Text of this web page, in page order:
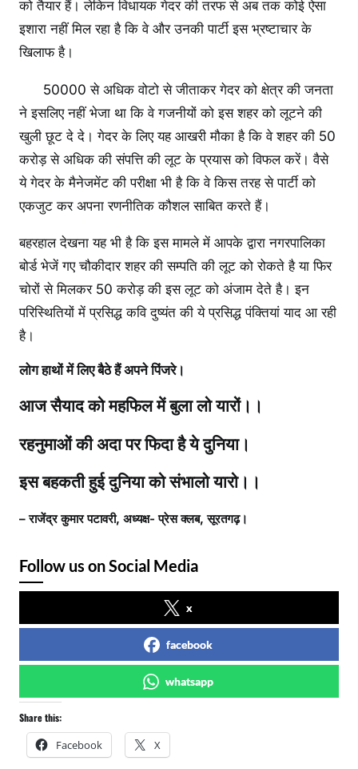
को तैयार हैं। लेकिन विधायक गेदर की तरफ से अब तक कोई ऐसा
इशारा नहीं मिल रहा है कि वे और उनकी पार्टी इस भ्रष्टाचार के
खिलाफ है।
50000 से अधिक वोटो से जीताकर गेदर को क्षेत्र की जनता
ने इसलिए नहीं भेजा था कि वे गजनीयों को इस शहर को लूटने की
खुली छूट दे दे। गेदर के लिए यह आखरी मौका है कि वे शहर की 50
करोड़ से अधिक की संपत्ति की लूट के प्रयास को विफल करें। वैसे
ये गेदर के मैनेजमेंट की परीक्षा भी है कि वे किस तरह से पार्टी को
एकजुट कर अपना रणनीतिक कौशल साबित करते हैं।
बहरहाल देखना यह भी है कि इस मामले में आपके द्वारा नगरपालिका
बोर्ड भेजें गए चौकीदार शहर की सम्पति की लूट को रोकते है या फिर
चोरों से मिलकर 50 करोड़ की इस लूट को अंजाम देते है। इन
परिस्थितियों में प्रसिद्ध कवि दुष्यंत की ये प्रसिद्ध पंक्तियां याद आ रही
है।
लोग हाथों में लिए बैठे हैं अपने पिंजरे।
आज सैयाद को महफिल में बुला लो यारों।।
रहनुमाओं की अदा पर फिदा है ये दुनिया।
इस बहकती हुई दुनिया को संभालो यारो।।
– राजेंद्र कुमार पटावरी, अध्यक्ष- प्रेस क्लब, सूरतगढ़।
Follow us on Social Media
x
facebook
whatsapp
Share this:
Facebook X